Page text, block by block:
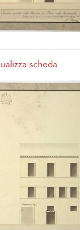
scheda